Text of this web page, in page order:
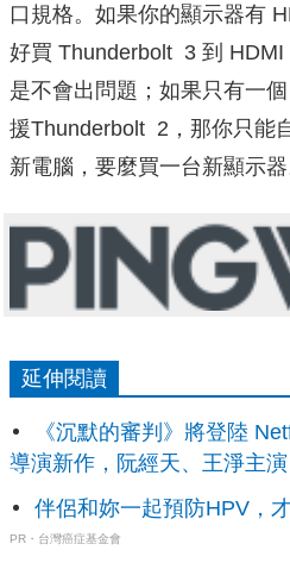
口規格。如果你的顯示器有
好買 Thunderbolt 3 到
是不會出問題；如果只有一
援Thunderbolt 2，那你只
新電腦，要麼買一台新顯示器
延伸閱讀
《沉默的審判》將登陸
導演新作，阮經天、王淨主演
伴侶和妳一起預防HPV，
PR・台灣癌症基金會